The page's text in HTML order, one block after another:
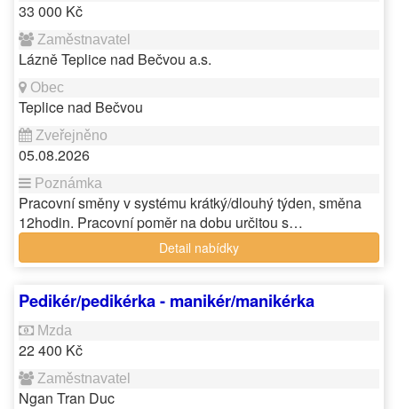
33 000 Kč
Lázně Teplice nad Bečvou a.s.
Teplice nad Bečvou
05.08.2026
Pracovní směny v systému krátký/dlouhý týden, směna
12hodin. Pracovní poměr na dobu určitou s…
Detail nabídky
Pedikér/pedikérka - manikér/manikérka
22 400 Kč
Ngan Tran Duc